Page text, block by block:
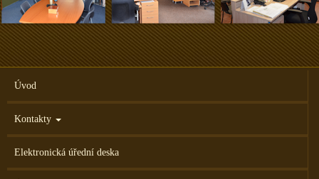
Úvod
Kontakty
Elektronická úřední deska